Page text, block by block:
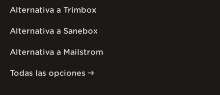
Alternativa a Trimbox
Alternativa a Sanebox
Alternativa a Mailstrom
Todas las opciones